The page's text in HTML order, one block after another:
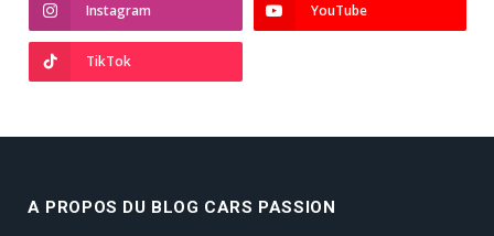
Instagram YouTube
TikTok
A PROPOS DU BLOG CARS PASSION